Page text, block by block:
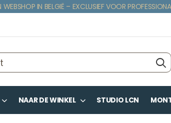
IN BELGIË – EXCLUSIEF VOOR
NAAR DE WINKEL STUDIO LCN